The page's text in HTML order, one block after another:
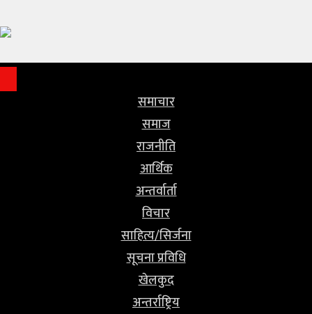
समाचार
समाज
राजनीति
आर्थिक
अन्तर्वार्ता
विचार
साहित्य/सिर्जना
सूचना प्रविधि
खेलकुद
अन्तर्राष्ट्रिय
समाज